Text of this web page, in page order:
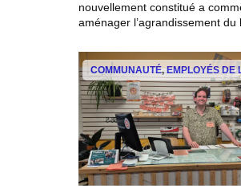
nouvellement constitué a
aménager l’agrandissement du
COMMUNAUTÉ, EMPLOYÉS DE